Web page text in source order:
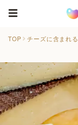
TOP チーズに含まれ